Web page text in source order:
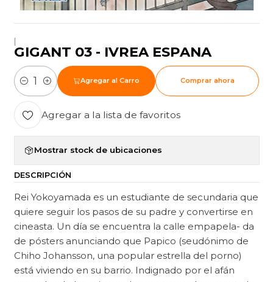
|
GIGANT 03 - IVREA ESPANA
Cantidad
Agregar al Carro Comprar ahora
Agregar a la lista de favoritos
Mostrar stock de ubicaciones
DESCRIPCIÓN
Rei Yokoyamada es un estudiante de secundaria que
quiere seguir los pasos de su padre y convertirse en
cineasta. Un día se encuentra la calle empapela- da
de pósters anunciando que Papico (seudónimo de
Chiho Johansson, una popular estrella del porno)
está viviendo en su barrio. Indignado por el afán